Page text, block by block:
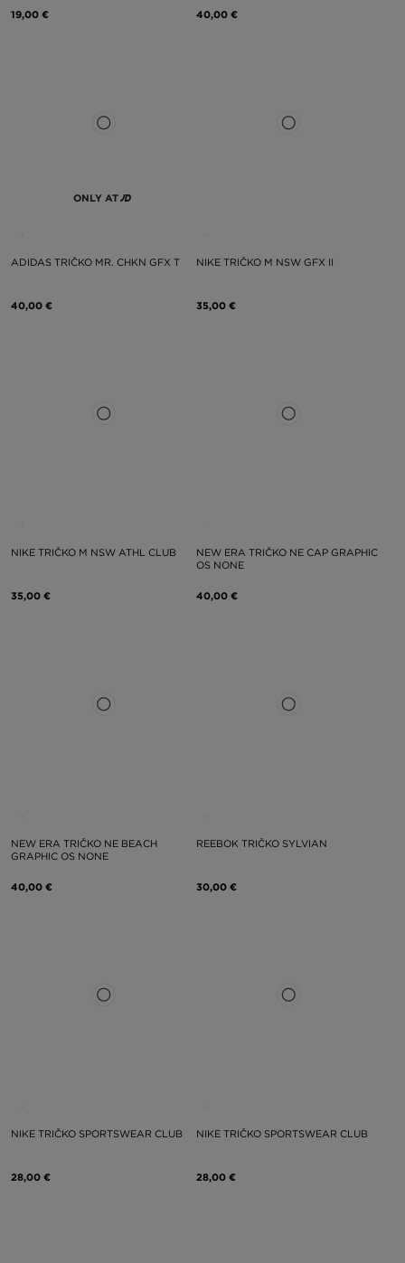
19,00 € 40,00 €
ONLY AT
ADIDAS TRIČKO MR. CHKN GFX T
40,00 €
NIKE TRIČKO M NSW GFX II
35,00 €
NIKE TRIČKO M NSW ATHL CLUB
35,00 €
NEW ERA TRIČKO NE CAP GRAPHIC
OS NONE
40,00 €
NEW ERA TRIČKO NE BEACH
GRAPHIC OS NONE
40,00 €
REEBOK TRIČKO SYLVIAN
30,00 €
NIKE TRIČKO SPORTSWEAR CLUB
28,00 €
NIKE TRIČKO SPORTSWEAR CLUB
28,00 €